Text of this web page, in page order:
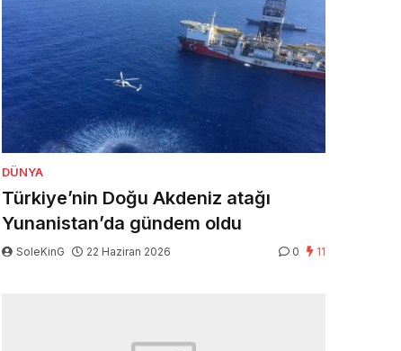
DÜNYA
Türkiye’nin Doğu Akdeniz atağı
Yunanistan’da gündem oldu
SoleKinG 22 Haziran 2026 0 11